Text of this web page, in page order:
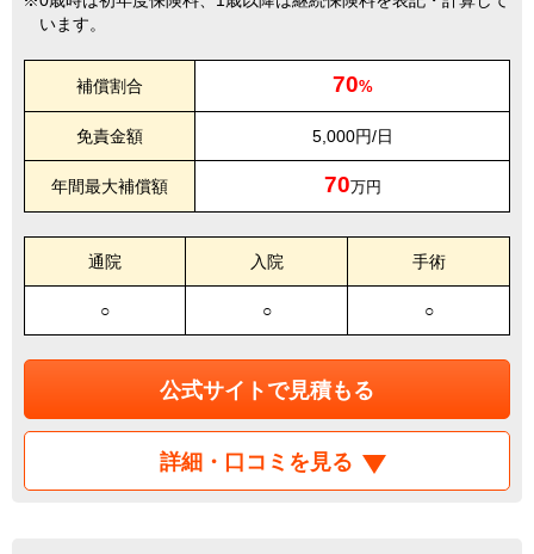
います。
補償割合 70%
免責金額 5,000円/日
年間最大補償額 70万円
通院 入院 手術
○ ○ ○
公式サイトで見積もる
詳細・口コミを見る